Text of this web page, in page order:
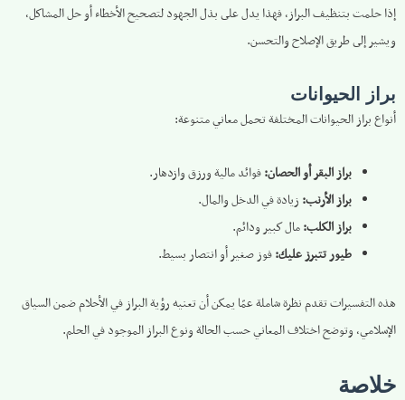
إذا حلمت بتنظيف البراز، فهذا يدل على بذل الجهود لتصحيح الأخطاء أو حل المشاكل،
ويشير إلى طريق الإصلاح والتحسن.
براز الحيوانات
أنواع براز الحيوانات المختلفة تحمل معاني متنوعة:
براز البقر أو الحصان:فوائد مالية ورزق وازدهار.
براز الأرنب: زيادة في الدخل والمال.
براز الكلب:مال كبير ودائم.
طيور تتبرز عليك:فوز صغير أو انتصار بسيط.
هذه التفسيرات تقدم نظرة شاملة عمّا يمكن أن تعنيه رؤية البراز في الأحلام ضمن السياق
الإسلامي، وتوضح اختلاف المعاني حسب الحالة ونوع البراز الموجود في الحلم.
خلاصة